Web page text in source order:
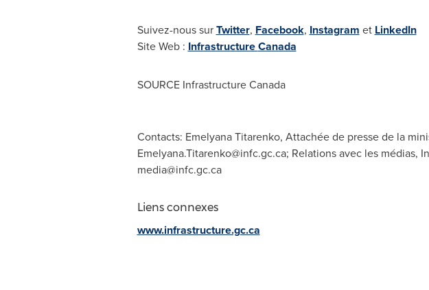
Suivez-nous surTwitter, Facebook, Instagram et LinkedIn
Site Web : InfrastructureCanada
SOURCE Infrastructure Canada
Contacts: Emelyana Titarenko, Attachée de presse de la
Emelyana.Titarenko@infc.gc.ca; Relations avec les médias,
media@infc.gc.ca
Liens connexes
www.infrastructure.gc.ca